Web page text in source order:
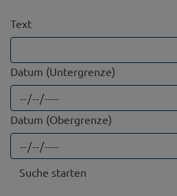
Text
Datum (Untergrenze)
Datum (Obergrenze)